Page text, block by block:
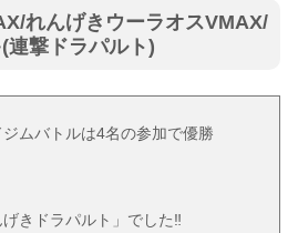
れんげきウーラオスVMAX/
連撃ドラパルト)
ムバトルは4名の参加で優勝
きドラパルト」でした‼️